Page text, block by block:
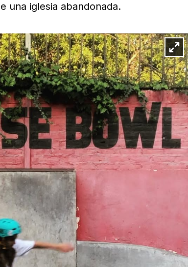
una iglesia abandonada.